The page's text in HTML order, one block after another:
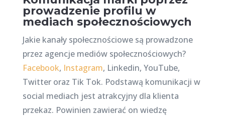
prowadzenie profilu w
mediach społecznościowych
Jakie kanały społecznościowe są prowadzone
przez agencje mediów społecznościowych?
Facebook, Instagram, Linkedin, YouTube,
Twitter oraz Tik Tok. Podstawą komunikacji w
social mediach jest atrakcyjny dla klienta
przekaz. Powinien zawierać on wiedzę